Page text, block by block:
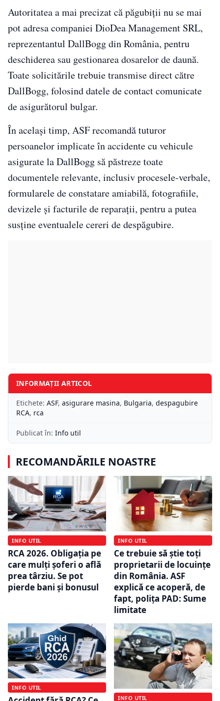
Autoritatea a mai precizat că păgubiții nu se mai
pot adresa companiei DioDea Management SRL,
reprezentantul DallBogg din România, pentru
deschiderea sau gestionarea dosarelor de daună.
Toate solicitările trebuie transmise direct către
DallBogg, folosind datele de contact comunicate
de asigurătorul bulgar.
În același timp, ASF recomandă tuturor
persoanelor implicate în accidente cu vehicule
asigurate la DallBogg să păstreze toate
documentele relevante, inclusiv procesele-verbale,
formularele de constatare amiabilă, fotografiile,
devizele și facturile de reparații, pentru a putea
susține eventualele cereri de despăgubire.
INFORMAȚII ARTICOL
Etichete: ASF, asigurare masina, Bulgaria, despagubire
RCA, rca
Publicat în: Info util
RECOMANDĂRILE NOASTRE
INFO UTIL
RCA 2026. Obligația pe
care mulți șoferi o află
prea târziu. Se pot
pierde bani și bonusul
INFO UTIL
Ce trebuie să știe toți
proprietarii de locuințe
din România. ASF
explică ce acoperă, de
fapt, polița PAD: Sume
limitate
INFO UTIL
INFO UTIL